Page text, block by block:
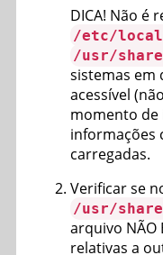
DICA! Não é
/etc/
/usr/
sistemas em
acessível
momento de
informações
carregadas.
Verificar se
/usr/
arquivo NÃO
relativas a